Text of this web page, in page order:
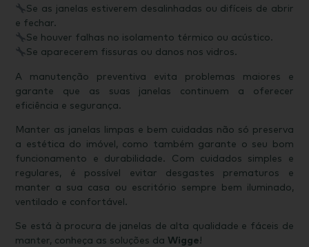
Se as janelas estiverem desalinhadas ou difíceis de abrir
e fechar.
Se houver falhas no isolamento térmico ou acústico.
Se aparecerem fissuras ou danos nos vidros.
A manutenção preventiva evita problemas maiores e
garante que as suas janelas continuem a oferecer
eficiência e segurança.
Manter as janelas limpas e bem cuidadas não só preserva
a estética do imóvel, como também garante o seu bom
funcionamento e durabilidade. Com cuidados simples e
regulares, é possível evitar desgastes prematuros e
manter a sua casa ou escritório sempre bem iluminado,
ventilado e confortável.
Se está à procura de janelas de alta qualidade e fáceis de
manter, conheça as soluções da Wigge!